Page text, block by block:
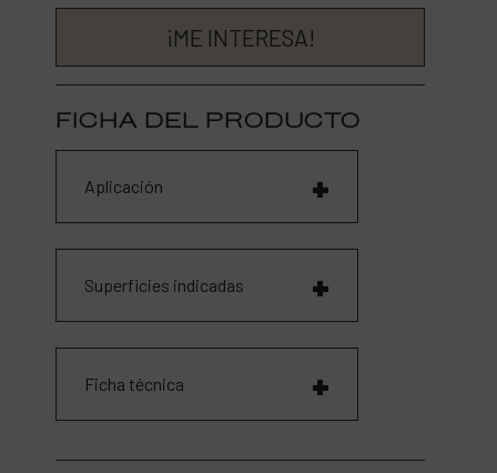
¡ME INTERESA!
FICHA DEL PRODUCTO
Aplicación
Superficies indicadas
Ficha técnica